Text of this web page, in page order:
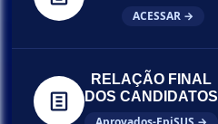
ACESSAR →
RELAÇÃO FINAL
DOS CANDIDATOS